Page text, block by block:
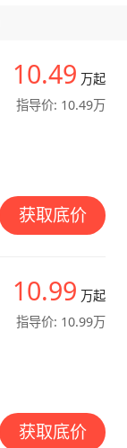
10.49 万起
指导价: 10.49万
获取底价
10.99 万起
指导价: 10.99万
获取底价